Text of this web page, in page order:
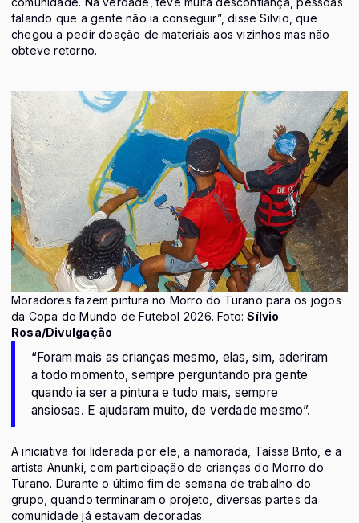
falando que a gente não ia conseguir”, disse Silvio, que
chegou a pedir doação de materiais aos vizinhos mas não
obteve retorno.
Moradores fazem pintura no Morro do Turano para os jogos
da Copa do Mundo de Futebol 2026. Foto:Sílvio
Rosa/Divulgação
“Foram mais as crianças mesmo, elas, sim, aderiram
a todo momento, sempre perguntando pra gente
quando ia ser a pintura e tudo mais, sempre
ansiosas. E ajudaram muito, de verdade mesmo”.
A iniciativa foi liderada por ele, a namorada, Taíssa Brito, e a
artista Anunki, com participação de crianças do Morro do
Turano. Durante o último fim de semana de trabalho do
grupo, quando terminaram o projeto, diversas partes da
comunidade já estavam decoradas.